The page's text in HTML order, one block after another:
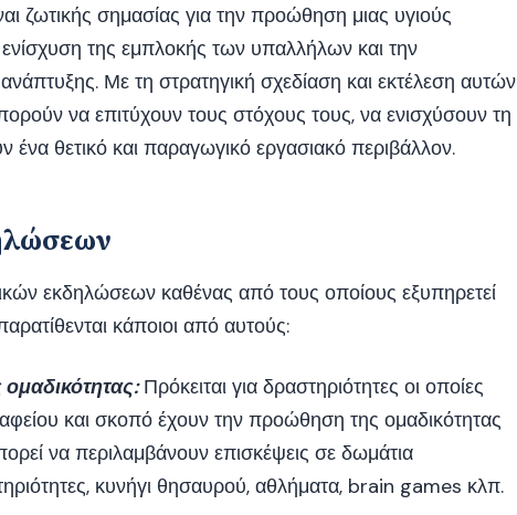
ζωτικής σημασίας για την προώθηση μιας υγιούς
της εμπλοκής των υπαλλήλων και την
Με τη στρατηγική σχεδίαση και εκτέλεση αυτών
να επιτύχουν τους στόχους τους, να ενισχύσουν τη
θετικό και παραγωγικό εργασιακό περιβάλλον.
εκδηλώσεων καθένας από τους οποίους εξυπηρετεί
κάποιοι από αυτούς:
Πρόκειται για δραστηριότητες οι οποίες
και σκοπό έχουν την προώθηση της ομαδικότητας
να περιλαμβάνουν επισκέψεις σε δωμάτια
κυνήγι θησαυρού, αθλήματα, brain games κλπ.